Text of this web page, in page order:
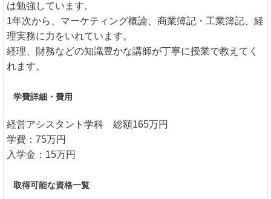
は勉強しています。
1年次から、マーケティング概論、商業簿記・工業簿記、経
理実務に力をいれています。
経理、財務などの知識豊かな講師が丁寧に授業で教えてく
れます。
学費詳細・費用
経営アシスタント学科 総額165万円
学費：75万円
入学金：15万円
取得可能な資格一覧